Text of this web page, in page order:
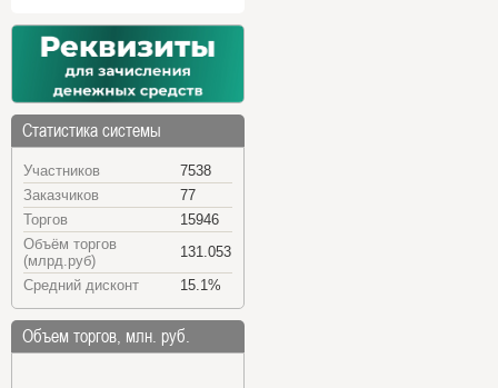
Статистика системы
Участников
7538
Заказчиков
77
Торгов
15946
Объём торгов
(млрд.руб)
131.053
Средний дисконт
15.1%
Объем торгов, млн. руб.